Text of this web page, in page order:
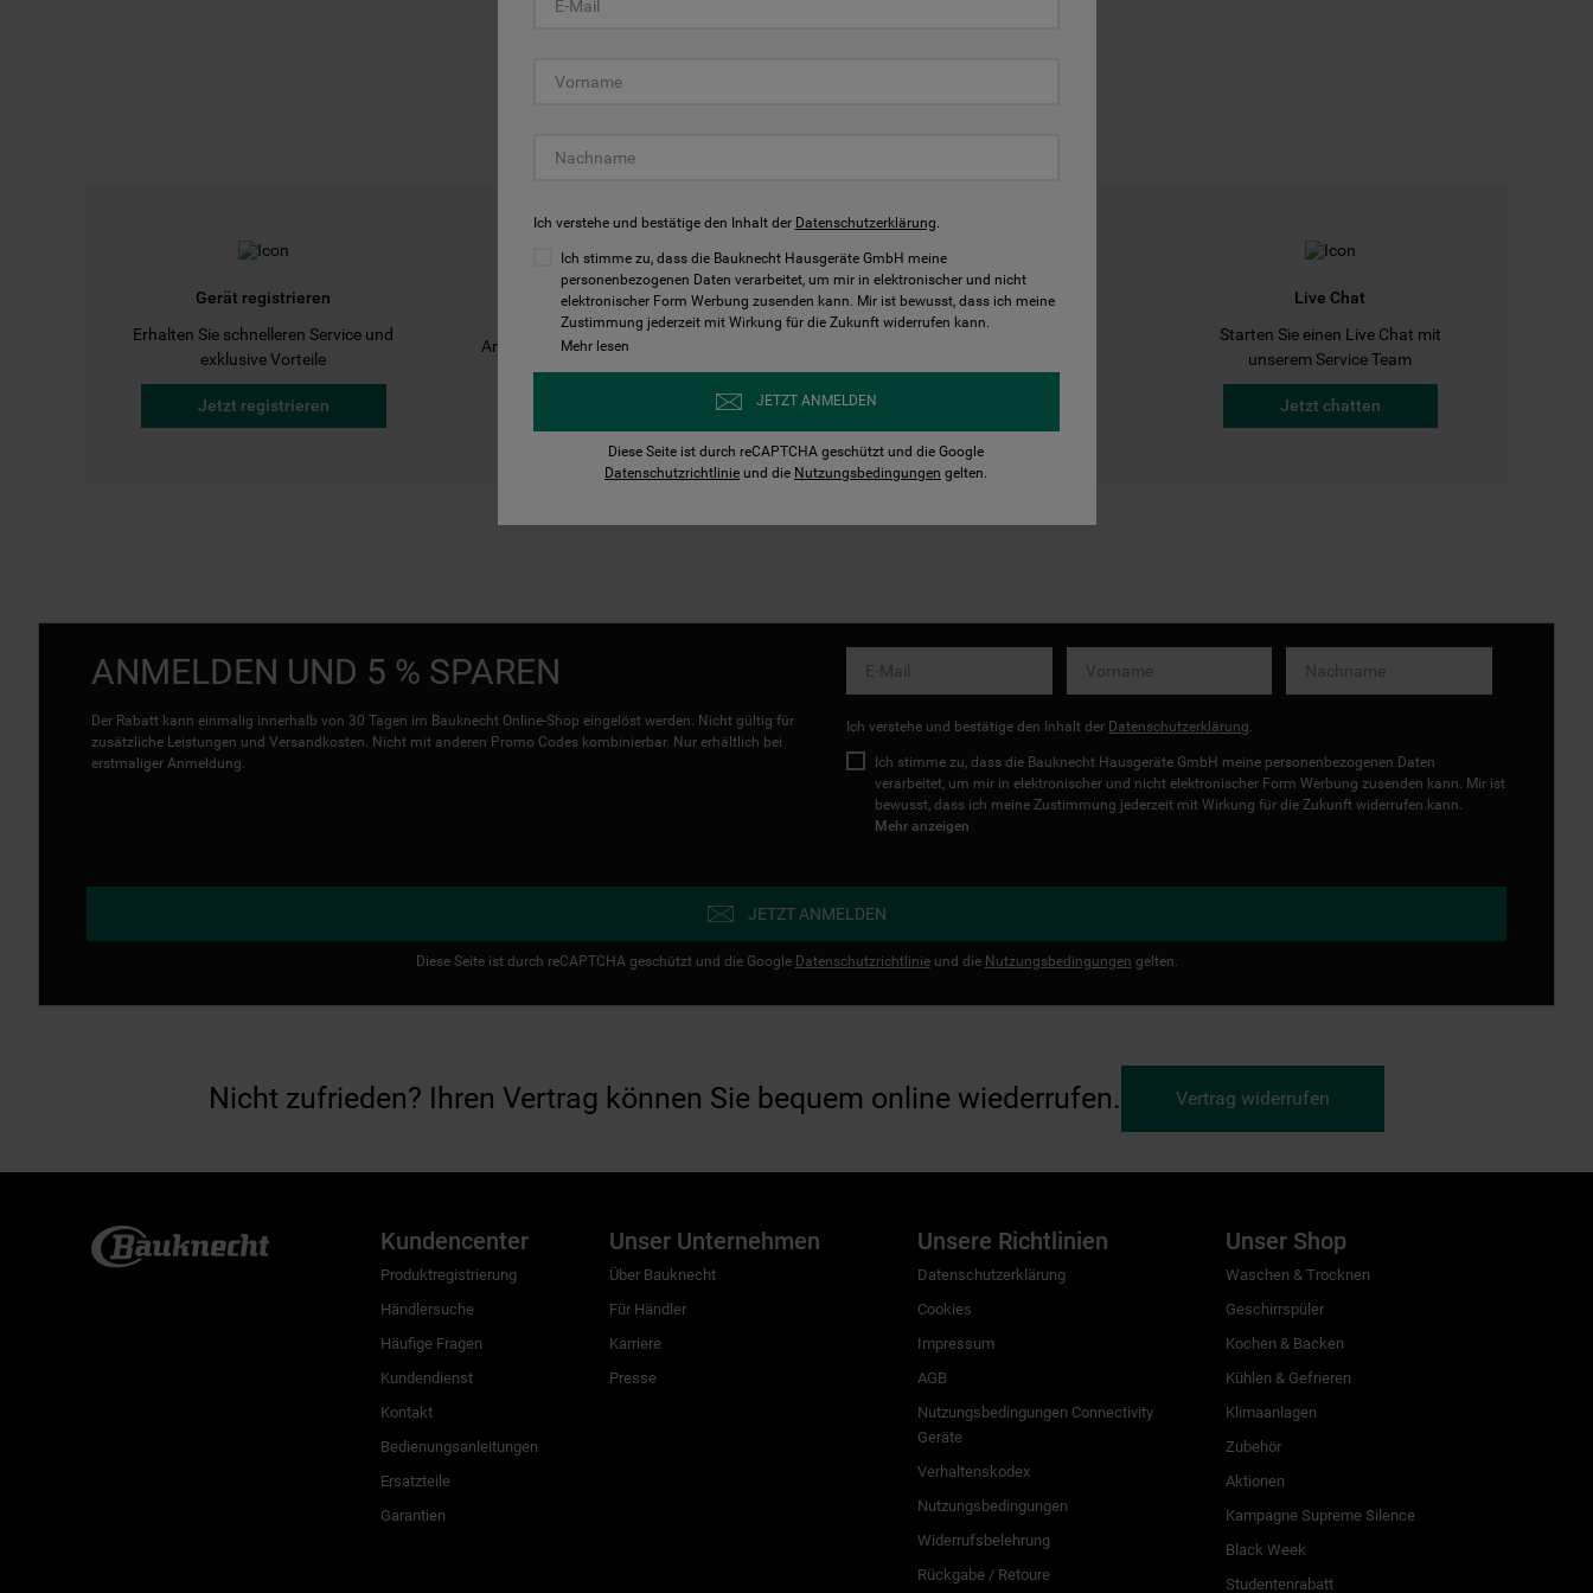
Gerät registrieren
Erhalten Sie schnelleren Service und
exklusive Vorteile
Jetzt registrieren
Bedienungsanleitungen
Anleitungen finden und herunterladen
Kontakt
Live Chat
Starten Sie einen Live Chat mit
unserem Service Team
Jetzt chatten
ANMELDEN UND 5 % SPAREN
Der Rabatt kann einmalig innerhalb von 30 Tagen im Bauknecht Online-Shop eingelöst werden. Nicht gültig für
zusätzliche Leistungen und Versandkosten. Nicht mit anderen Promo Codes kombinierbar. Nur erhältlich bei
erstmaliger Anmeldung.
Ich verstehe und bestätige den Inhalt der Datenschutzerklärung
Ich stimme zu, dass die Bauknecht Hausgeräte GmbH meine personenbezogenen Daten
verarbeitet, um mir in elektronischer und nicht elektronischer Form Werbung zusenden kann. Mir ist
bewusst, dass ich meine Zustimmung jederzeit mit Wirkung für die Zukunft widerrufen kann.
Mehr anzeigen
JETZT ANMELDEN
Diese Seite ist durch reCAPTCHA geschützt und die Google Datenschutzrichtlinieund die Nutzungsbedingungen gelten.
Nicht zufrieden? Ihren Vertrag können Sie bequem online wiederrufen. Vertrag widerrufen
Kundencenter
Produktregistrierung
Händlersuche
Häufige Fragen
Kundendienst
Kontakt
Bedienungsanleitungen
Ersatzteile
Garantien
Unser Unternehmen
Über Bauknecht
Für Händler
Karriere
Presse
Unsere Richtlinien
Datenschutzerklärung
Cookies
Impressum
AGB
Nutzungsbedingungen Connectivity
Geräte
Verhaltenskodex
Nutzungsbedingungen
Widerrufsbelehrung
Rückgabe / Retoure
Unser Shop
Waschen & Trocknen
Geschirrspüler
Kochen & Backen
Kühlen & Gefrieren
Klimaanlagen
Zubehör
Aktionen
Kampagne Supreme Silence
Black Week
Studentenrabatt
Ich verstehe und bestätige den Inhalt der Datenschutzerklärung.
Ich stimme zu, dass die Bauknecht Hausgeräte GmbH meine
personenbezogenen Daten verarbeitet, um mir in elektronischer und nicht
elektronischer Form Werbung zusenden kann. Mir ist bewusst, dass ich meine
Zustimmung jederzeit mit Wirkung für die Zukunft widerrufen kann.
Mehr lesen
JETZT ANMELDEN
Diese Seite ist durch reCAPTCHA geschützt und die Google
Datenschutzrichtlinie und die Nutzungsbedingungen gelten.